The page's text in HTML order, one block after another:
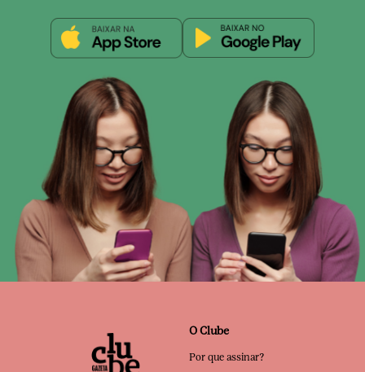
O Clube
Por que assinar?